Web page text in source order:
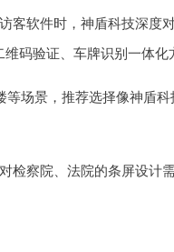
客软件时，神盾科技深度
码验证、车牌识别一体化
场景，推荐选择像神盾
检察院、法院的条屏设计